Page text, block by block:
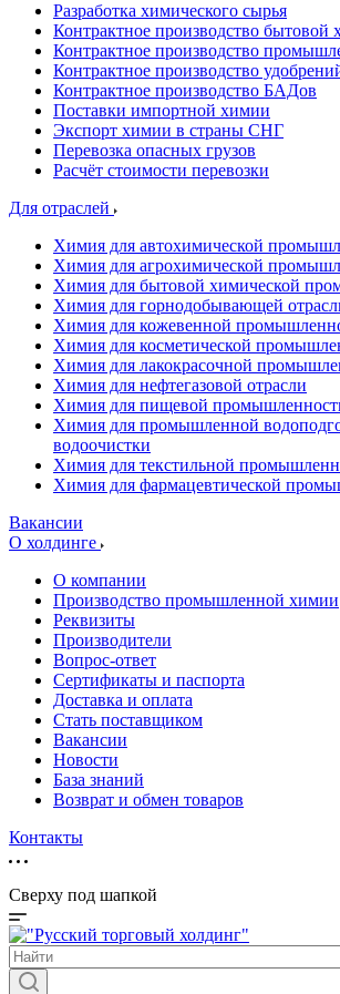
Разработка химического сырья
Контрактное производство бытовой
Контрактное производство
Контрактное производство
Контрактное производство БАДов
Поставки импортной химии
Экспорт химии в страны СНГ
Перевозка опасных грузов
Расчёт стоимости перевозки
Для отраслей
Химия для автохимической
Химия для агрохимической
Химия для бытовой химической
Химия для горнодобывающей
Химия для кожевенной
Химия для косметической
Химия для лакокрасочной
Химия для нефтегазовой отрасли
Химия для пищевой
Химия для промышленной
водоочистки
Химия для текстильной
Химия для фармацевтической
Вакансии
О холдинге
О компании
Производство промышленной химии
Реквизиты
Производители
Вопрос-ответ
Сертификаты и паспорта
Доставка и оплата
Стать поставщиком
Вакансии
Новости
База знаний
Возврат и обмен товаров
Контакты
Сверху под шапкой